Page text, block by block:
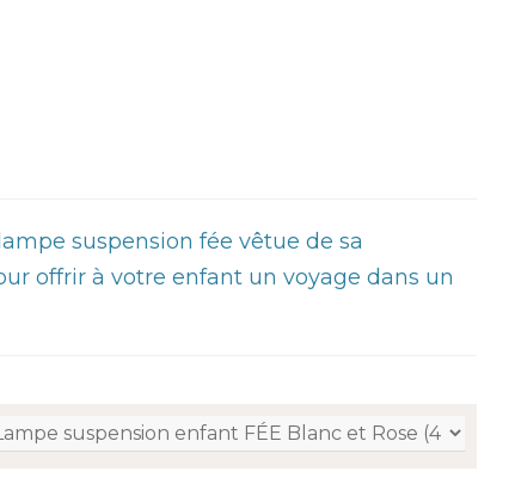
suspension fée vêtue de sa
offrir à votre enfant un voyage dans un